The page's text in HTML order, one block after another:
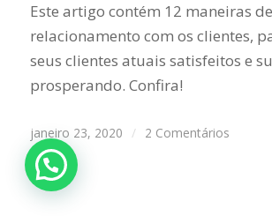
Este artigo contém 12 maneiras
relacionamento com os clientes,
seus clientes atuais satisfeitos e
prosperando. Confira!
janeiro 23, 2020 / 2 Comentários